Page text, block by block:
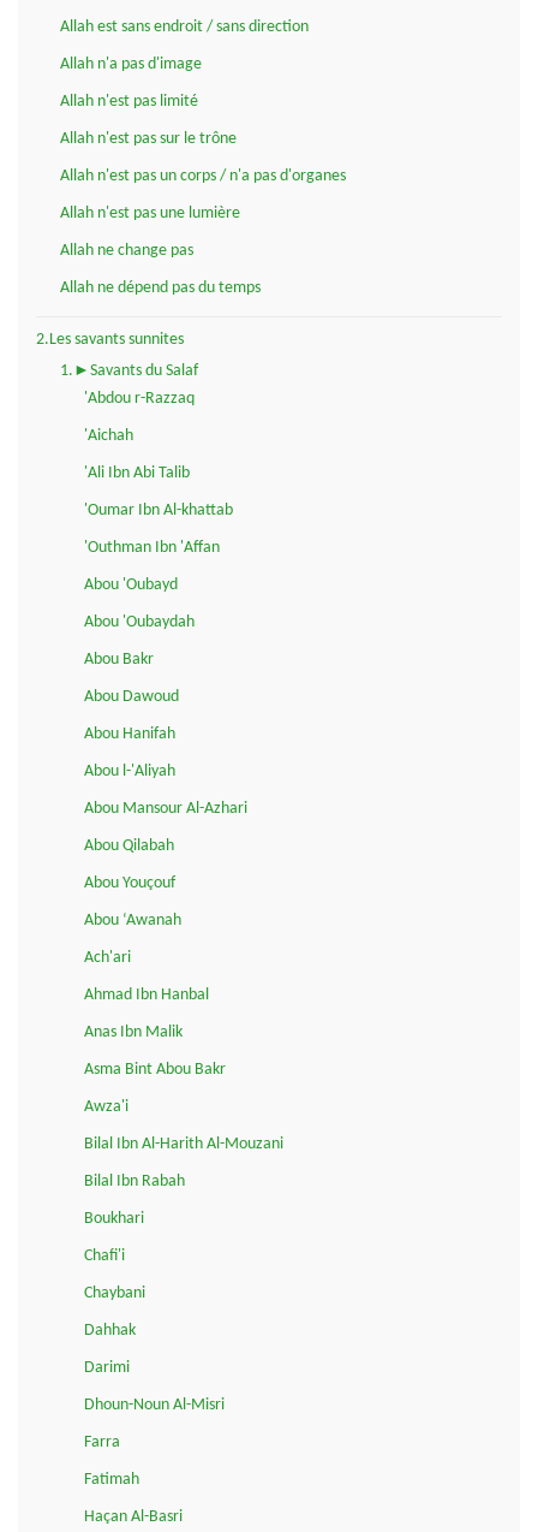
Allah est sans endroit / sans direction
Allah n'a pas d'image
Allah n'est pas limité
Allah n'est pas sur le trône
Allah n'est pas un corps / n'a pas d'organes
Allah n'est pas une lumière
Allah ne change pas
Allah ne dépend pas du temps
2.Les savants sunnites
1.►Savants du Salaf
'Abdou r-Razzaq
'Aichah
'Ali Ibn Abi Talib
'Oumar Ibn Al-khattab
'Outhman Ibn 'Affan
Abou 'Oubayd
Abou 'Oubaydah
Abou Bakr
Abou Dawoud
Abou Hanifah
Abou l-'Aliyah
Abou Mansour Al-Azhari
Abou Qilabah
Abou Youçouf
Abou ‘Awanah
Ach'ari
Ahmad Ibn Hanbal
Anas Ibn Malik
Asma Bint Abou Bakr
Awza'i
Bilal Ibn Al-Harith Al-Mouzani
Bilal Ibn Rabah
Boukhari
Chafi'i
Chaybani
Dahhak
Darimi
Dhoun-Noun Al-Misri
Farra
Fatimah
Haçan Al-Basri